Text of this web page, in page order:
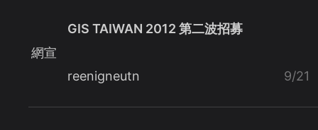
網宣
GIS TAIWAN 2012 第二波招募
reenigneutn 9/21